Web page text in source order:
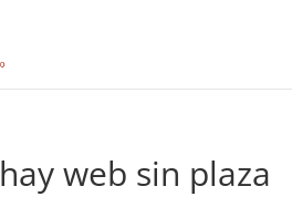
web sin plaza